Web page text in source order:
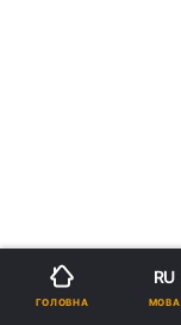
ГОЛОВНА
RU
МОВА